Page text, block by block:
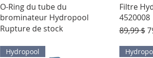
Aperçu rapide
O-Ring du tube du
brominateur Hydropool
Rupture de stock
Filtre
4520008
Prix
89,99 $
Hydropool